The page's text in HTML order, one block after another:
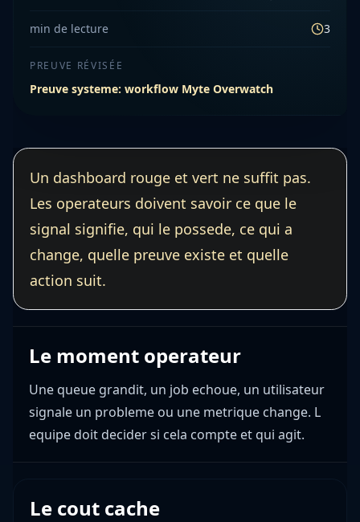
min de lecture 3
PREUVE RÉVISÉE
Preuve systeme: workflow Myte Overwatch
Un dashboard rouge et vert ne suffit pas.
Les operateurs doivent savoir ce que le
signal signifie, qui le possede, ce qui a
change, quelle preuve existe et quelle
action suit.
Le moment operateur
Une queue grandit, un job echoue, un utilisateur
signale un probleme ou une metrique change. L
equipe doit decider si cela compte et qui agit.
Le cout cache